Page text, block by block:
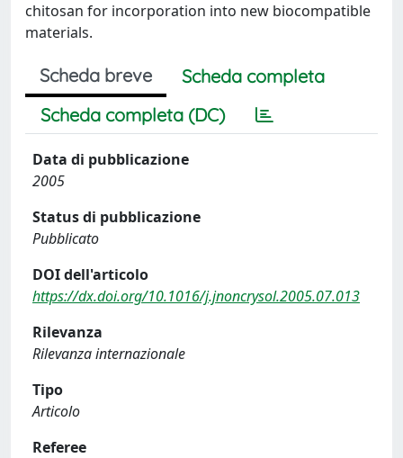
chitosan for incorporation into new biocompatible
materials.
Scheda breve
Scheda completa
Scheda completa (DC)
Data di pubblicazione
2005
Status di pubblicazione
Pubblicato
DOI dell'articolo
https://dx.doi.org/10.1016/j.jnoncrysol.2005.07.013
Rilevanza
Rilevanza internazionale
Tipo
Articolo
Referee